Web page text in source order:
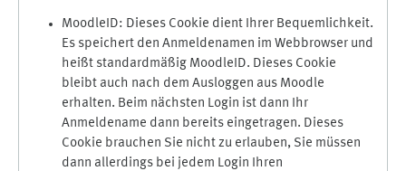
MoodleID: Dieses Cookie dient Ihrer Bequemlichkeit.
Es speichert den Anmeldenamen im Webbrowser und
heißt standardmäßig MoodleID. Dieses Cookie
bleibt auch nach dem Ausloggen aus Moodle
erhalten. Beim nächsten Login ist dann Ihr
Anmeldename dann bereits eingetragen. Dieses
Cookie brauchen Sie nicht zu erlauben, Sie müssen
dann allerdings bei jedem Login Ihren